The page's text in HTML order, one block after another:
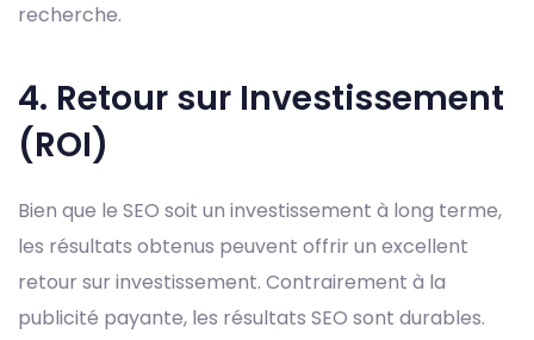
recherche.
4. Retour sur Investissement
(ROI)
Bien que le SEO soit un investissement à long terme,
les résultats obtenus peuvent offrir un excellent
retour sur investissement. Contrairement à la
publicité payante, les résultats SEO sont durables.